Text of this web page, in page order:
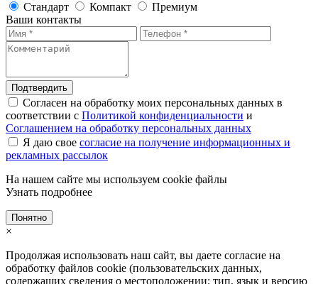
Стандарт
Компакт
Премиум
Ваши контакты
Подтвердить
Согласен на обработку моих персональных данных в
соответствии с Политикой конфиденциальности и
Соглашением на обработку персональных данных
Я даю свое согласие на получение информационных и
рекламных рассылок
На нашем сайте мы используем cookie файлы
Узнать подробнее
Понятно
×
Продолжая использовать наш сайт, вы даете согласие на
обработку файлов cookie (пользовательских данных,
содержащих сведения о местоположении; тип, язык и версию